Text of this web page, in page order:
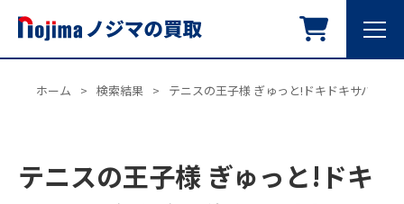
ホーム > 検索結果 > テニスの王子様 ぎゅっと!ドキドキサバイバ
テニスの王子様 ぎゅっと!ドキ